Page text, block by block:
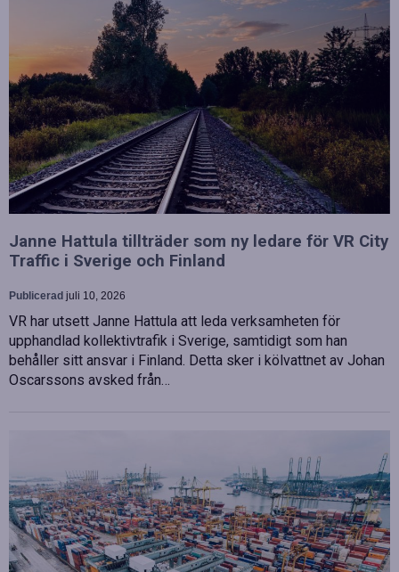
Janne Hattula tillträder som ny ledare för VR City
Traffic i Sverige och Finland
Publicerad juli 10, 2026
VR har utsett Janne Hattula att leda verksamheten för
upphandlad kollektivtrafik i Sverige, samtidigt som han
behåller sitt ansvar i Finland. Detta sker i kölvattnet av Johan
Oscarssons avsked från…